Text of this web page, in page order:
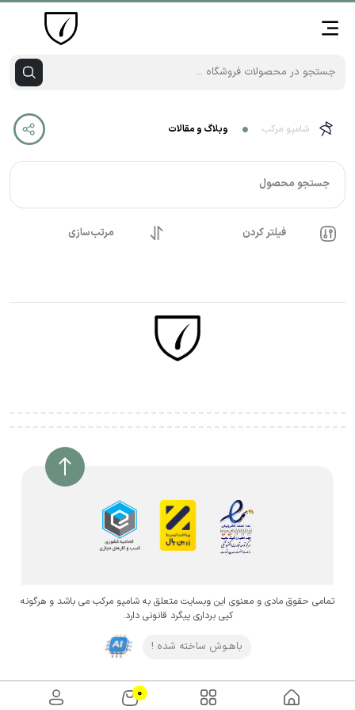
0
شامپو مرکب وبلاگ و مقالات
جستجو محصول
فیلتر کردن مرتب‌سازی
تمامی حقوق مادی و معنوی این وبسایت متعلق به شامپو مرکب می باشد و هرگونه
کپی برداری پیگرد قانونی دارد.
باهـوش ساخته شده !